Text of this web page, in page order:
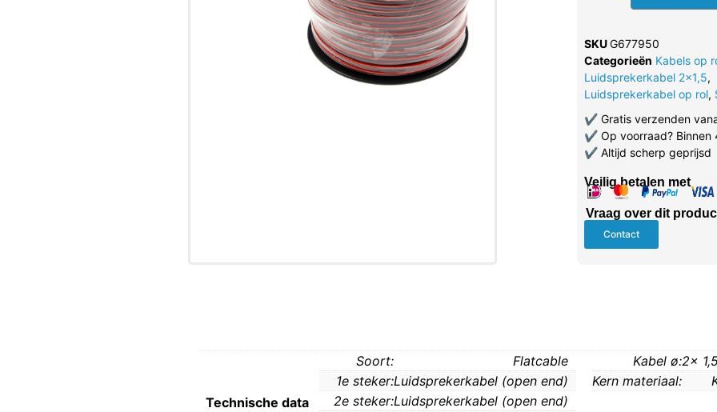
SKUG677950
Categorieën Kabels op
Luidsprekerkabel 2x1,5,
Luidsprekerkabel op rol,
✔Gratis verzenden
✔Op voorraad? Binnen
✔Altijd scherp geprijsd
Veilig betalen met
Vraag over dit
Contact
Technische data
Soort:
Flatcable
1e steker:Luidsprekerkabel (open end)
2e steker:Luidsprekerkabel (open end)
Kabel ø:2x
Kern materiaal: